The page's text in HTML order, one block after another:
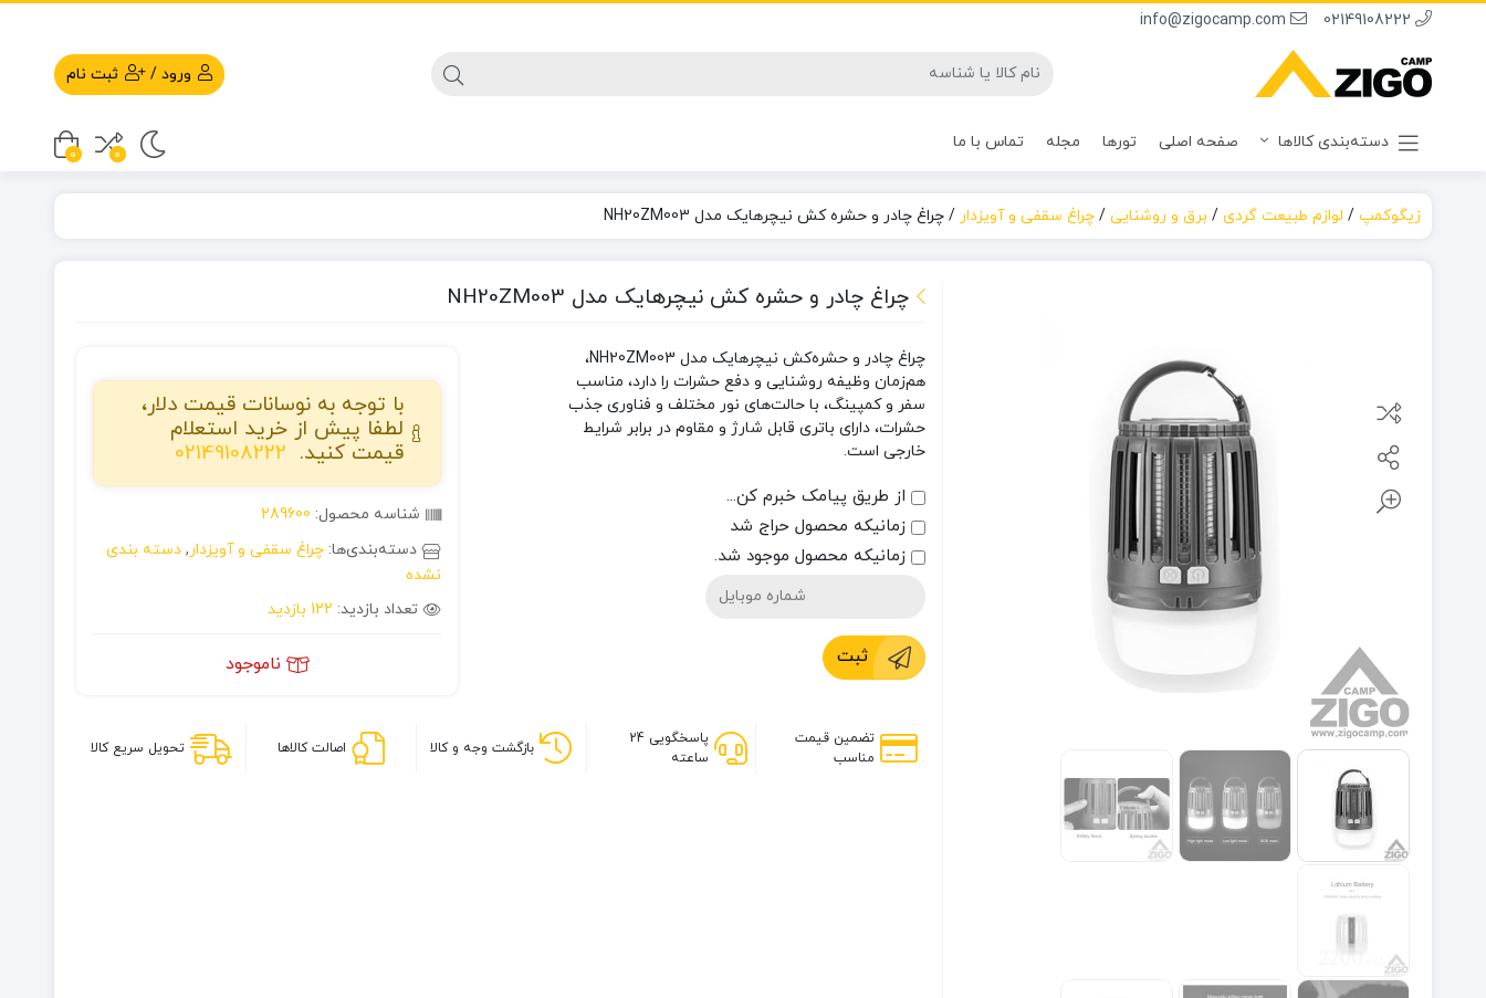
02149108222
info@zigocamp.com
ورود / ثبت نام
دسته‌بندی کالاها صفحه اصلی تورها مجله تماس با ما
0
0
زیگوکمپ/ لوازم طبیعت گردی/ برق و روشنایی/ چراغ سقفی و آویزدار / چراغ چادر و حشره کش نیچرهایک مدل NH20ZM003
چراغ چادر و حشره کش نیچرهایک مدل NH20ZM003
چراغ چادر و حشره‌کش نیچرهایک مدل NH20ZM003،
هم‌زمان وظیفه روشنایی و دفع حشرات را دارد، مناسب
سفر و کمپینگ، با حالت‌های نور مختلف و فناوری جذب
حشرات، دارای باتری قابل شارژ و مقاوم در برابر شرایط
خارجی است.
از طریق پیامک خبرم کن...
زمانیکه محصول حراج شد
زمانیکه محصول موجود شد.
ثبت
با توجه به نوسانات قیمت دلار،
لطفا پیش از خرید استعلام
قیمت کنید. 02149108222
شناسه محصول: 289600
دسته‌بندی‌ها: چراغ سقفی و آویزدار, دسته بندی
نشده
تعداد بازدید: 122 بازدید
ناموجود
تضمین قیمت
مناسب
پاسخگویی 24
ساعته
بازگشت وجه و کالا اصالت کالاها تحویل سریع کالا